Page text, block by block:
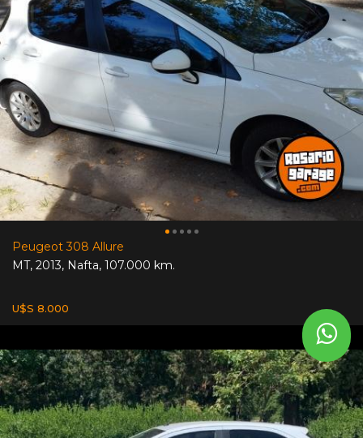
Peugeot 308 Allure
MT, 2013, Nafta, 107.000 km.
U$S 8.000